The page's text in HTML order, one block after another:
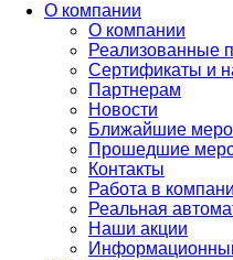
О компании
О компании
Реализованные
Сертификаты и
Партнерам
Новости
Ближайшие
Прошедшие
Контакты
Работа в
Реальная
Наши акции